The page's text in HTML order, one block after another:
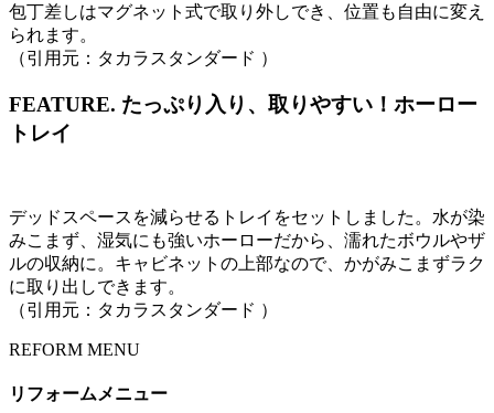
包丁差しはマグネット式で取り外しでき、位置も自由に変え
られます。
（引用元：タカラスタンダード ）
FEATURE. たっぷり入り、取りやすい！ホーロー
トレイ
デッドスペースを減らせるトレイをセットしました。水が染
みこまず、湿気にも強いホーローだから、濡れたボウルやザ
ルの収納に。キャビネットの上部なので、かがみこまずラク
に取り出しできます。
（引用元：タカラスタンダード ）
REFORM MENU
リフォームメニュー